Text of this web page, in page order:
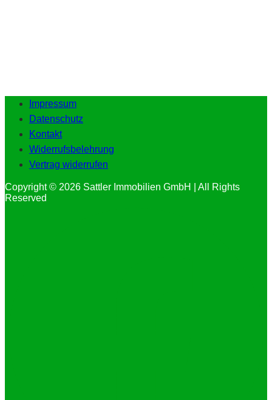
Impressum
Datenschutz
Kontakt
Widerrufsbelehrung
Vertrag widerrufen
Copyright © 2026 Sattler Immobilien GmbH | All Rights
Reserved